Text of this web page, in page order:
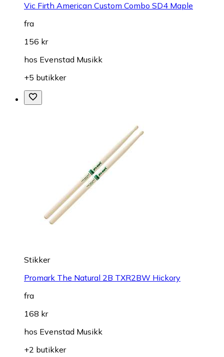
Vic Firth American Custom Combo SD4 Maple
fra
156 kr
hos Evenstad Musikk
+5 butikker
Stikker
Promark The Natural 2B TXR2BW Hickory
fra
168 kr
hos Evenstad Musikk
+2 butikker